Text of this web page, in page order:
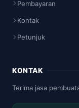
Pembayaran
Kontak
Petunjuk
KONTAK
Terima jasa